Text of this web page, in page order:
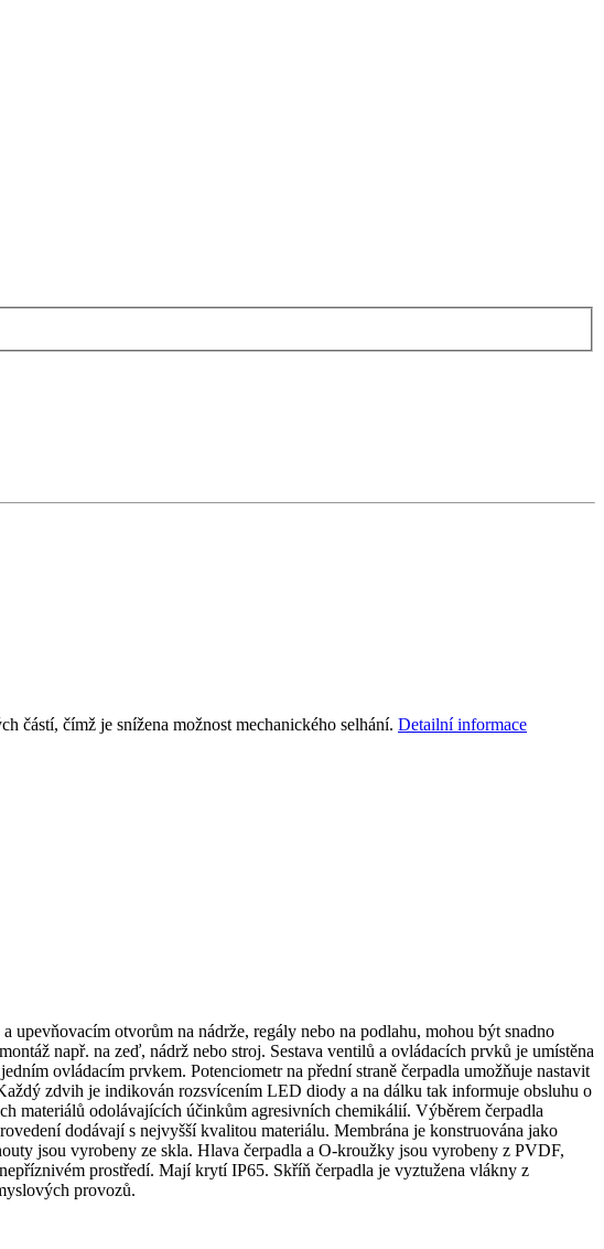
částí, čímž je snížena možnost mechanického selhání. Detailní informace
otvorům na nádrže, regály nebo na podlahu, mohou být snadno
např. na zeď, nádrž nebo stroj. Sestava ventilů a ovládacích prvků je umístěna
ovládacím prvkem. Potenciometr na přední straně čerpadla umožňuje nastavit
zdvih je indikován rozsvícením LED diody a na dálku tak informuje obsluhu o
materiálů odolávajících účinkům agresivních chemikálií. Výběrem čerpadla
dodávají s nejvyšší kvalitou materiálu. Membrána je konstruována jako
jsou vyrobeny ze skla. Hlava čerpadla a O-kroužky jsou vyrobeny z PVDF,
prostředí. Mají krytí IP65. Skříň čerpadla je vyztužena vlákny z
provozů.